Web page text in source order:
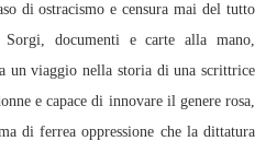
di ostracismo e censura mai del tutto
documenti e carte alla mano,
un viaggio nella storia di una scrittrice
e capace di innovare il genere rosa,
di ferrea oppressione che la dittatura